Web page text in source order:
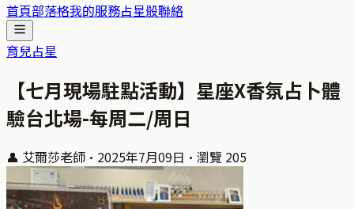
首頁部落格我的服務占星骰聯絡
育兒占星
【七月現場駐點活動】星座X香氛占卜體
驗台北場-每周二/周日
👤 艾爾莎老師 · 2025年7月09日 · 瀏覽 205